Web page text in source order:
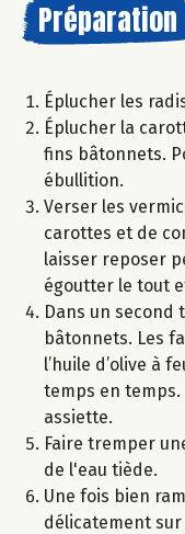
Préparation
Éplucher les
Éplucher la
fins bâtonnets.
ébullition.
Verser les
carottes et de
laisser reposer
égoutter le tout
Dans un second
bâtonnets. Les
l’huile d’olive à
temps en
assiette.
Faire tremper
de l'eau tiède.
Une fois bien
délicatement